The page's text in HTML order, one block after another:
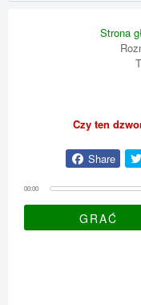
Strona
Czy ten
Share
00:00
GRAĆ